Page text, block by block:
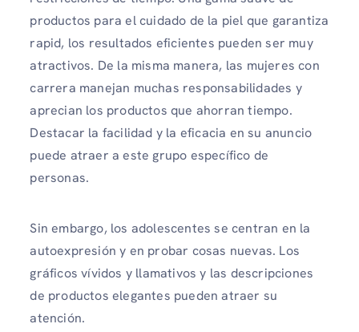
productos para el cuidado de la piel que garantiza
rapid, los resultados eficientes pueden ser muy
atractivos. De la misma manera, las mujeres con
carrera manejan muchas responsabilidades y
aprecian los productos que ahorran tiempo.
Destacar la facilidad y la eficacia en su anuncio
puede atraer a este grupo específico de
personas.
Sin embargo, los adolescentes se centran en la
autoexpresión y en probar cosas nuevas. Los
gráficos vívidos y llamativos y las descripciones
de productos elegantes pueden atraer su
atención.